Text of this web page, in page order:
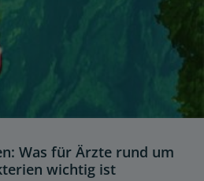
Was für Ärzte rund um
wichtig ist